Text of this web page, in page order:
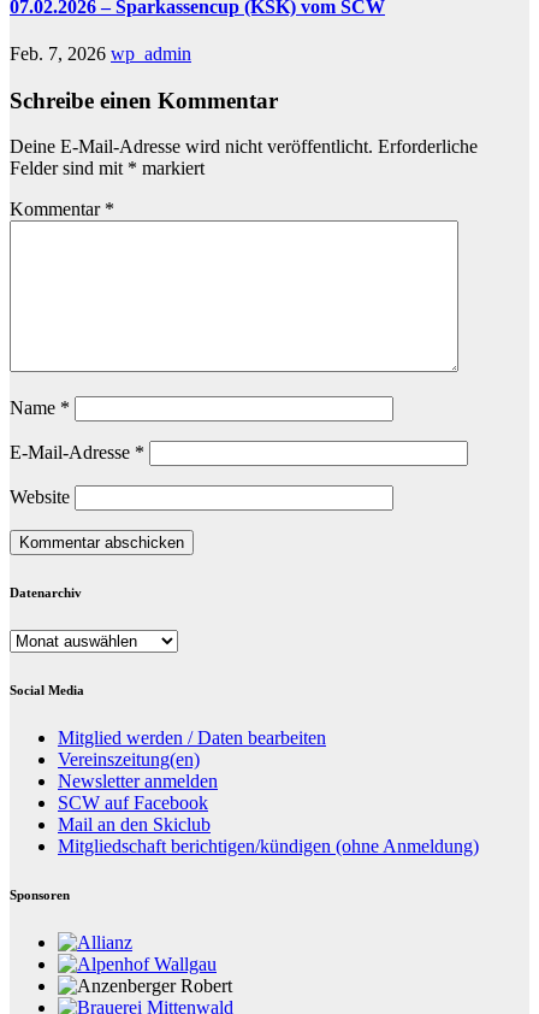
07.02.2026 – Sparkassencup (KSK) vom SCW
Feb. 7, 2026 wp_admin
Schreibe einen Kommentar
Deine E-Mail-Adresse wird nicht veröffentlicht. Erforderliche
Felder sind mit * markiert
Kommentar *
Name *
E-Mail-Adresse *
Website
Datenarchiv
Datenarchiv
Social Media
Mitglied werden / Daten bearbeiten
Vereinszeitung(en)
Newsletter anmelden
SCW auf Facebook
Mail an den Skiclub
Mitgliedschaft berichtigen/kündigen (ohne Anmeldung)
Sponsoren